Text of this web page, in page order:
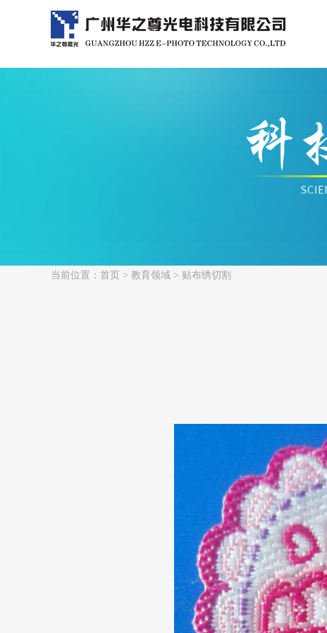
当前位置： 首页 > 教育领域 > 贴布绣切割